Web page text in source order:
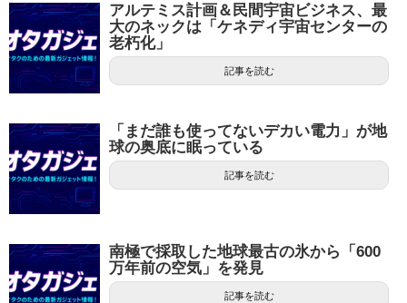
アルテミス計画＆民間宇宙ビジネス、最
大のネックは「ケネディ宇宙センターの
老朽化」
記事を読む
「まだ誰も使ってないデカい電力」が地
球の奥底に眠っている
記事を読む
南極で採取した地球最古の氷から「600
万年前の空気」を発見
記事を読む